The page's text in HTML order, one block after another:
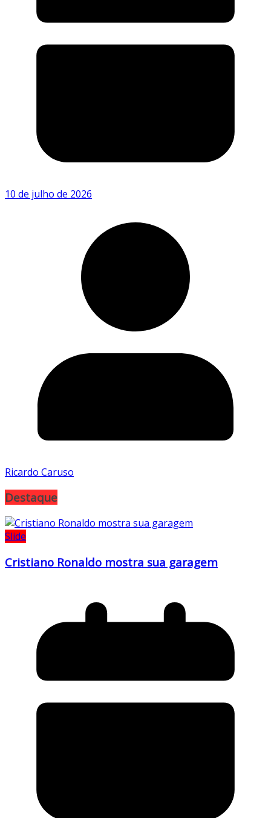
10 de julho de 2026
Ricardo Caruso
Destaque
Slide
Cristiano Ronaldo mostra sua garagem